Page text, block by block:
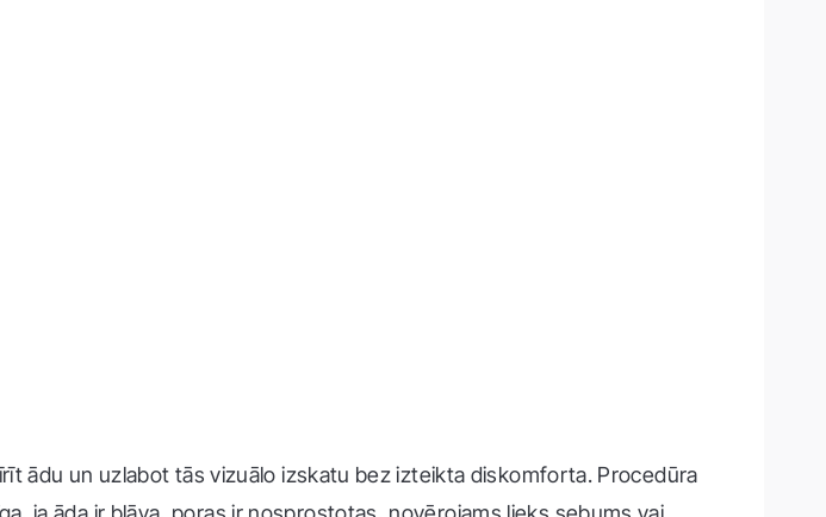
ādu un uzlabot tās vizuālo izskatu bez izteikta diskomforta. Procedūra